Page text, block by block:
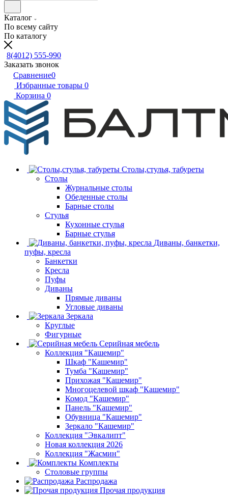
Каталог
По всему сайту
По каталогу
8(4012) 555-990
Заказать звонок
Сравнение0
Избранные товары 0
Корзина 0
Столы,стулья, табуреты
Столы
Журнальные столы
Обеденные столы
Барные столы
Стулья
Кухонные стулья
Барные стулья
Диваны, банкетки,
пуфы, кресла
Банкетки
Кресла
Пуфы
Диваны
Прямые диваны
Угловые диваны
Зеркала
Круглые
Фигурные
Серийная мебель
Коллекция "Кашемир"
Шкаф "Кашемир"
Тумба "Кашемир"
Прихожая "Кашемир"
Многоцелевой шкаф "Кашемир"
Комод "Кашемир"
Панель "Кашемир"
Обувница "Кашемир"
Зеркало "Кашемир"
Коллекция "Эвкалипт"
Новая коллекция 2026
Коллекция "Жасмин"
Комплекты
Столовые группы
Распродажа
Прочая продукция